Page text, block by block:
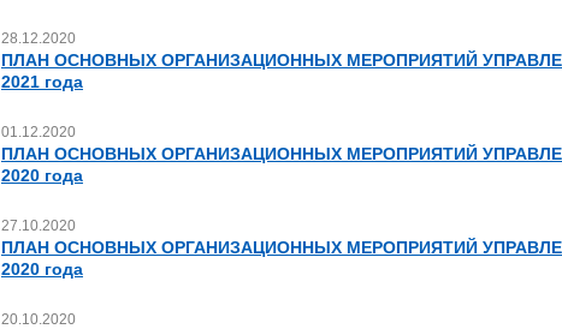
28.12.2020
ПЛАН ОСНОВНЫХ ОРГАНИЗАЦИОННЫХ МЕРОПРИЯТИЙ
2021 года
01.12.2020
ПЛАН ОСНОВНЫХ ОРГАНИЗАЦИОННЫХ МЕРОПРИЯТИЙ
2020 года
27.10.2020
ПЛАН ОСНОВНЫХ ОРГАНИЗАЦИОННЫХ МЕРОПРИЯТИЙ
2020 года
20.10.2020